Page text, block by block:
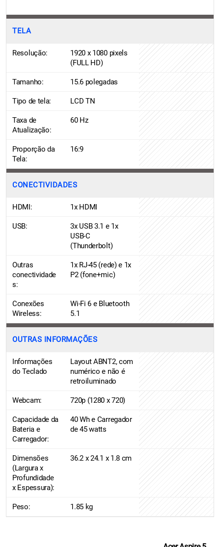
TELA
Resolução:
1920 x 1080 pixels
(FULL HD)
Tamanho: 15.6 polegadas
Tipo de tela: LCD TN
Taxa de
Atualização:
60 Hz
Proporção da
Tela:
16:9
CONECTIVIDADES
HDMI: 1x HDMI
USB:
3x USB 3.1 e 1x
USB-C
(Thunderbolt)
Outras
conectividade
s:
1x RJ-45 (rede) e 1x
P2 (fone+mic)
Conexões
Wireless:
Wi-Fi 6 e Bluetooth
5.1
OUTRAS INFORMAÇÕES
Informações
do Teclado
Layout ABNT2, com
numérico e não é
retroiluminado
Webcam: 720p (1280 x 720)
Capacidade da
Bateria e
Carregador:
40 Wh e Carregador
de 45 watts
Dimensões
(Largura x
Profundidade
x Espessura):
36.2 x 24.1 x 1.8 cm
Peso: 1.85 kg